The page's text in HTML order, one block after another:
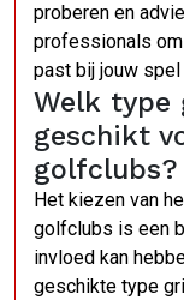
proberen en
professionals
past bij jouw
Welk type
geschikt
golfclubs?
Het kiezen van
golfclubs is een
invloed kan
geschikte type